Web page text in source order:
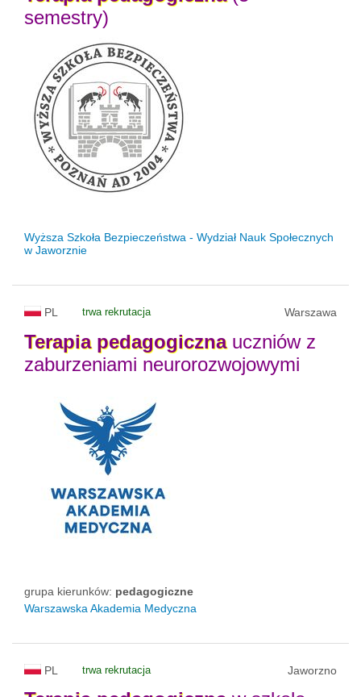
semestry)
Wyższa Szkoła Bezpieczeństwa - Wydział Nauk Społecznych
w Jaworznie
PL trwa rekrutacja Warszawa
Terapia pedagogicznauczniów z
zaburzeniami neurorozwojowymi
grupa kierunków: pedagogiczne
Warszawska Akademia Medyczna
PL trwa rekrutacja Jaworzno